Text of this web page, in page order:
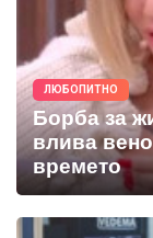
ЛЮБОПИТНО
Борба за
влива
времето